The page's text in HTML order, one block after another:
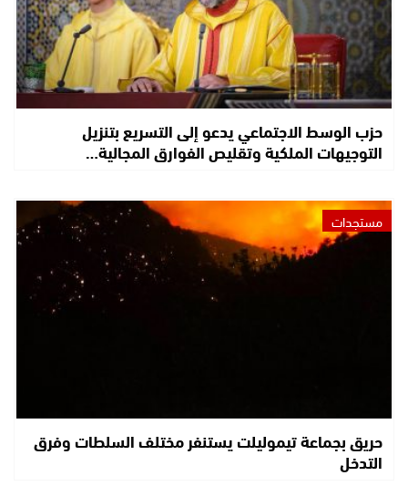
حزب الوسط الاجتماعي يدعو إلى التسريع بتنزيل
التوجيهات الملكية وتقليص الفوارق المجالية…
مستجدات
حريق بجماعة تيموليلت يستنفر مختلف السلطات وفرق
التدخل